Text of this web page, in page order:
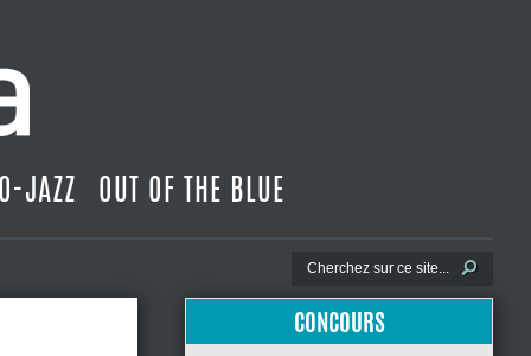
JAZZ OUT OF THE BLUE
CONCOURS